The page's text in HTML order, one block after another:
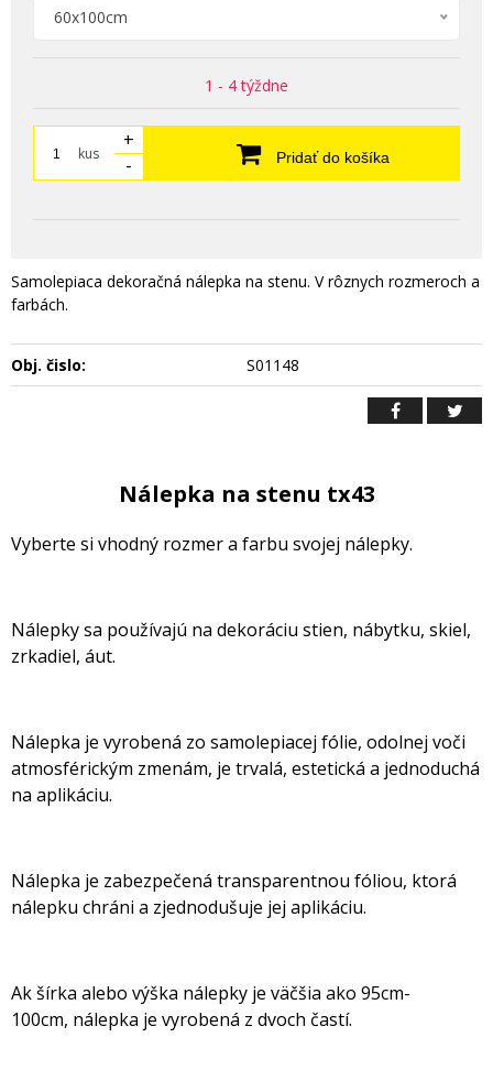
60x100cm
1 - 4 týždne
kus
+
-
Pridať do košíka
Samolepiaca dekoračná nálepka na stenu. V rôznych rozmeroch a
farbách.
Obj. čislo: S01148
Nálepka na stenu tx43
Vyberte si vhodný rozmer a farbu svojej nálepky.
Nálepky sa používajú na dekoráciu stien, nábytku, skiel,
zrkadiel, áut.
Nálepka je vyrobená zo samolepiacej fólie, odolnej voči
atmosférickým zmenám, je trvalá, estetická a jednoduchá
na aplikáciu.
Nálepka je zabezpečená transparentnou fóliou, ktorá
nálepku chráni a zjednodušuje jej aplikáciu.
Ak šírka alebo výška nálepky je väčšia ako 95cm-
100cm, nálepka je vyrobená z dvoch častí.